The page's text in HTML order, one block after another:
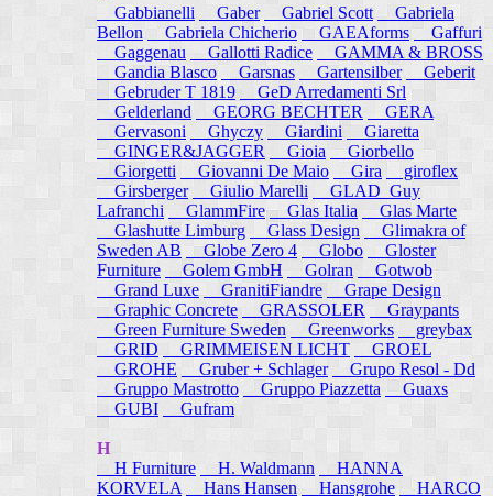
Gabbianelli
Gaber Gabriel Scott
Gabriela
Bellon
Gabriela Chicherio GAEAforms
Gaffuri
Gaggenau
Gallotti Radice
GAMMA & BROSS
Gandia Blasco
Garsnas Gartensilber
Geberit
Gebruder T 1819
GeD Arredamenti Srl
Gelderland
GEORG BECHTER
GERA
Gervasoni
Ghyczy Giardini
Giaretta
GINGER&JAGGER
Gioia
Giorbello
Giorgetti
Giovanni De Maio Gira
giroflex
Girsberger
Giulio Marelli
GLAD_Guy
Lafranchi
GlammFire Glas Italia
Glas Marte
Glashutte Limburg
Glass Design
Glimakra of
Sweden AB
Globe Zero 4 Globo
Gloster
Furniture
Golem GmbH Golran
Gotwob
Grand Luxe
GranitiFiandre
Grape Design
Graphic Concrete
GRASSOLER
Graypants
Green Furniture Sweden
Greenworks
greybax
GRID
GRIMMEISEN LICHT
GROEL
GROHE
Gruber + Schlager
Grupo Resol - Dd
Gruppo Mastrotto
Gruppo Piazzetta
Guaxs
GUBI
Gufram
H
H Furniture
H. Waldmann
HANNA
KORVELA
Hans Hansen Hansgrohe HARCO